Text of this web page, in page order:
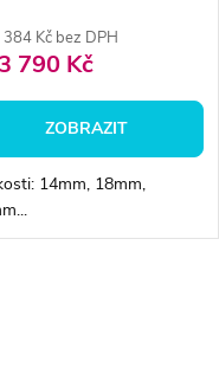
Kč bez DPH
3 790 Kč
ZOBRAZIT
14mm, 18mm,